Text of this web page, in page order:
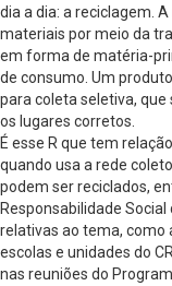
dia a dia: a reciclagem.
materiais por meio da
em forma de matéria-
de consumo. Um
para coleta seletiva,
os lugares corretos.
É esse R que tem
quando usa a rede
podem ser reciclados,
Responsabilidade
relativas ao tema, como
escolas e unidades do
nas reuniões do